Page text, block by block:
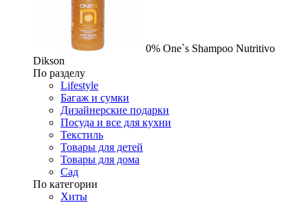
0% One`s Shampoo Nutritivo
Dikson
По разделу
Lifestyle
Багаж и сумки
Дизайнерские подарки
Посуда и все для кухни
Текстиль
Товары для детей
Товары для дома
Сад
По категории
Хиты